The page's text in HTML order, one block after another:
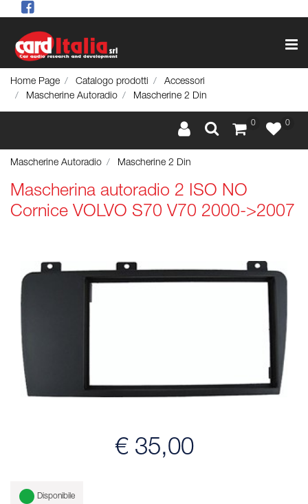
Home Page Catalogo prodotti
Accessori
Mascherine Autoradio
Mascherine 2 Din
0 0
Mascherine Autoradio Mascherine 2 Din
Mascherina autoradio 2 ISO NO
Cornice VOLVO S70 V70 2000->2007
€ 35,00
Disponibile